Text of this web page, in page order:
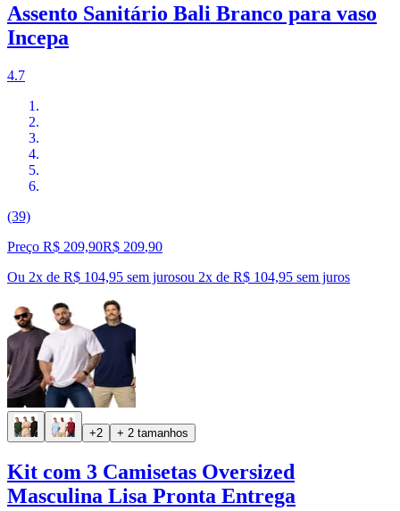
Assento Sanitário Bali Branco para vaso
Incepa
4.7
(39)
Preço R$ 209,90R$ 209,90
Ou 2x de R$ 104,95 sem jurosou 2x de R$ 104,95 sem juros
+2 + 2 tamanhos
Kit com 3 Camisetas Oversized
Masculina Lisa Pronta Entrega